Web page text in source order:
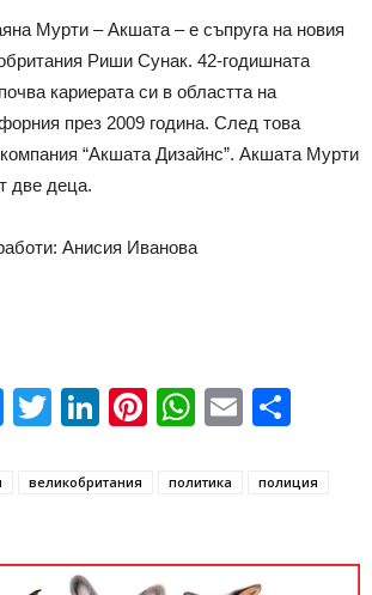
Мурти – Акшата – е съпруга на новия
Риши Сунак. 42-годишната
кариерата си в областта на
през 2009 година. След това
“Акшата Дизайнс”. Акшата Мурти
две деца.
Анисия Иванова
Messenger
Twitter
LinkedIn
Pinterest
WhatsApp
Email
великобритания политика
полиция